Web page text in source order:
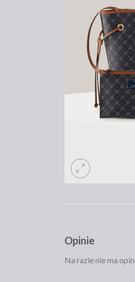
Opinie
Na razie nie ma